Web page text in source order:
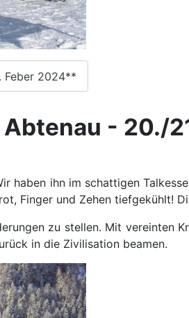
Feber 2024**
- 20./
ihn im schattigen
Finger und Zehen tiefgekühlt!
zu stellen. Mit vereinten
in die Zivilisation beamen.